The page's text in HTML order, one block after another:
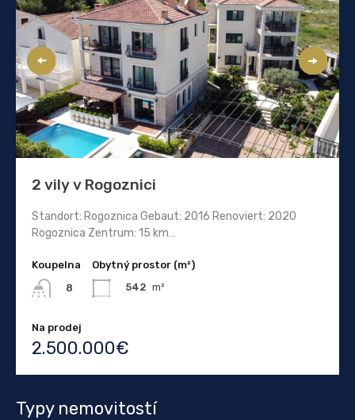
2 vily v Rogoznici
Standort: Rogoznica Gebaut: 2016 Renoviert: 2020
Rogoznica Zentrum: 15 km…
Koupelna
8
Obytný prostor (m²)
542 m²
Na prodej
2.500.000€
Typy nemovitostí